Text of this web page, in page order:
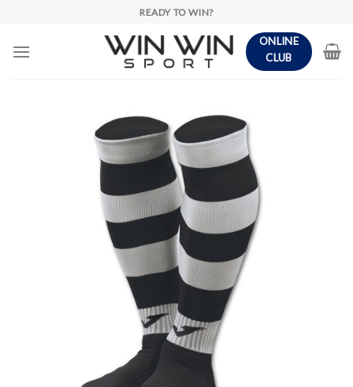
content
READY TO WIN?
ONLINE
CLUB